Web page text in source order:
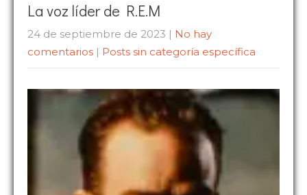
La voz líder de R.E.M
24 de septiembre de 2023 | No hay
comentarios | Posts sin categoría específica